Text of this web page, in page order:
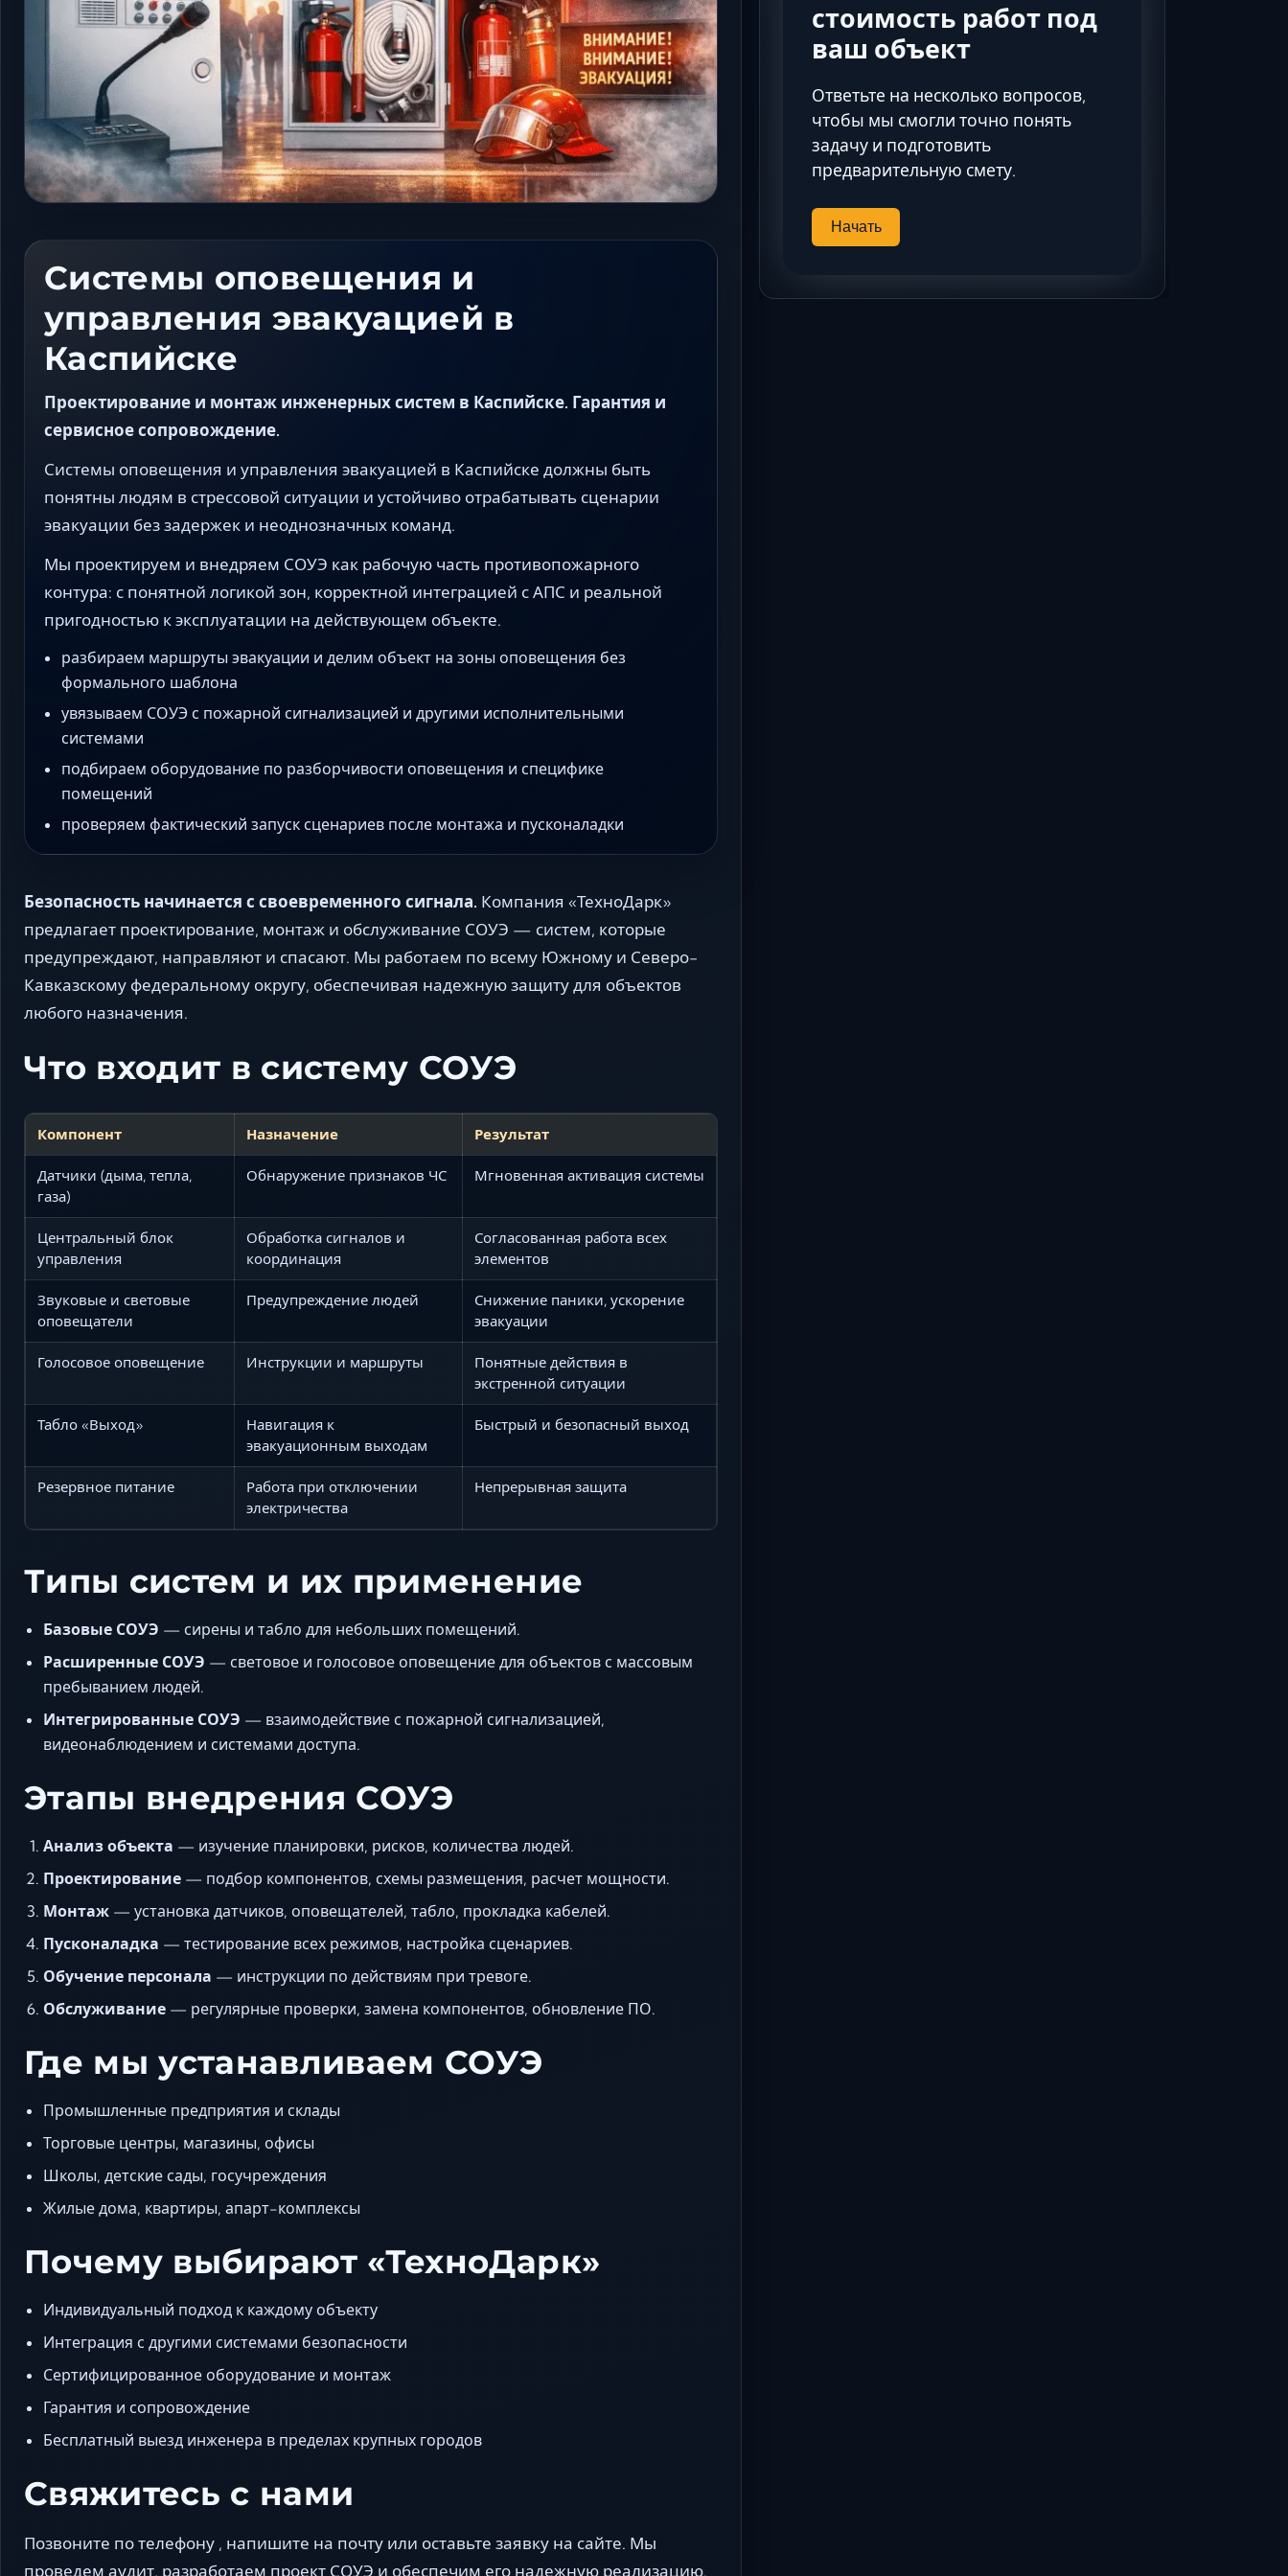
Таганрог
Шахты
Системы оповещения и
управления эвакуацией в
Каспийске
Проектирование и монтаж инженерных систем в Каспийске. Гарантия и
сервисное сопровождение.
Системы оповещения и управления эвакуацией в Каспийске должны быть
понятны людям в стрессовой ситуации и устойчиво отрабатывать сценарии
эвакуации без задержек и неоднозначных команд.
Мы проектируем и внедряем СОУЭ как рабочую часть противопожарного
контура: с понятной логикой зон, корректной интеграцией с АПС и реальной
пригодностью к эксплуатации на действующем объекте.
разбираем маршруты эвакуации и делим объект на зоны оповещения без
формального шаблона
увязываем СОУЭ с пожарной сигнализацией и другими исполнительными
системами
подбираем оборудование по разборчивости оповещения и специфике
помещений
проверяем фактический запуск сценариев после монтажа и пусконаладки
Безопасность начинается с своевременного сигнала. Компания «ТехноДарк»
предлагает проектирование, монтаж и обслуживание СОУЭ — систем, которые
предупреждают, направляют и спасают. Мы работаем по всему Южному и Северо-
Кавказскому федеральному округу, обеспечивая надежную защиту для объектов
любого назначения.
Что входит в систему СОУЭ
Компонент Назначение Результат
Датчики (дыма, тепла,
газа)
Обнаружение признаков ЧС Мгновенная активация системы
Центральный блок
управления
Обработка сигналов и
координация
Согласованная работа всех
элементов
Звуковые и световые
оповещатели
Предупреждение людей
Снижение паники, ускорение
эвакуации
Голосовое оповещение Инструкции и маршруты
Понятные действия в
экстренной ситуации
Табло «Выход»
Навигация к
эвакуационным выходам
Быстрый и безопасный выход
Резервное питание
Работа при отключении
электричества
Непрерывная защита
Типы систем и их применение
Базовые СОУЭ — сирены и табло для небольших помещений.
Расширенные СОУЭ — световое и голосовое оповещение для объектов с массовым
пребыванием людей.
Интегрированные СОУЭ — взаимодействие с пожарной сигнализацией,
видеонаблюдением и системами доступа.
Этапы внедрения СОУЭ
Анализ объекта — изучение планировки, рисков, количества людей.
Проектирование — подбор компонентов, схемы размещения, расчет мощности.
Монтаж — установка датчиков, оповещателей, табло, прокладка кабелей.
Пусконаладка — тестирование всех режимов, настройка сценариев.
Обучение персонала — инструкции по действиям при тревоге.
Обслуживание — регулярные проверки, замена компонентов, обновление ПО.
Где мы устанавливаем СОУЭ
Промышленные предприятия и склады
Торговые центры, магазины, офисы
Школы, детские сады, госучреждения
Жилые дома, квартиры, апарт-комплексы
Почему выбирают «ТехноДарк»
Индивидуальный подход к каждому объекту
Интеграция с другими системами безопасности
Сертифицированное оборудование и монтаж
Гарантия и сопровождение
Бесплатный выезд инженера в пределах крупных городов
Свяжитесь с нами
Позвоните по телефону , напишите на почту или оставьте заявку на сайте. Мы
проведем аудит, разработаем проект СОУЭ и обеспечим его надежную реализацию.
стоимость работ под
ваш объект
Ответьте на несколько вопросов,
чтобы мы смогли точно понять
задачу и подготовить
предварительную смету.
Начать